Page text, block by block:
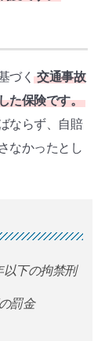
づく 交通事故
た保険です。
ならず、自賠
なかったとし
以下の拘禁刑
罰金